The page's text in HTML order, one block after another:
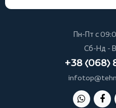
Пн-Пт с
Сб-Нд -
+38 (068)